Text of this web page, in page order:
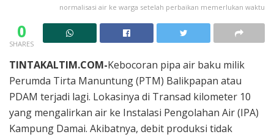
normalisasi air ke warga setelah perbaikan memerlukan waktu
0
SHARES
TINTAKALTIM.COM-Kebocoran pipa air baku milik
Perumda Tirta Manuntung (PTM) Balikpapan atau
PDAM terjadi lagi. Lokasinya di Transad kilometer 10
yang mengalirkan air ke Instalasi Pengolahan Air (IPA)
Kampung Damai. Akibatnya, debit produksi tidak